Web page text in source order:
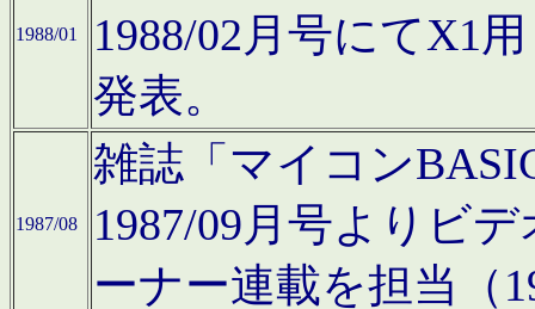
1988/01
1988/02月号にてX1
発表。
1987/08
雑誌「マイコン
1987/09月号よりビ
ーナー連載を担当（